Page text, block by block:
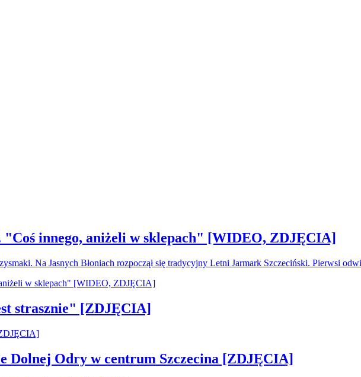
innego, aniżeli w sklepach" [WIDEO, ZDJĘCIA]
Na Jasnych Błoniach rozpoczął się tradycyjny Letni Jarmark Szczeciński. Pierwsi
strasznie" [ZDJĘCIA]
Dolnej Odry w centrum Szczecina [ZDJĘCIA]